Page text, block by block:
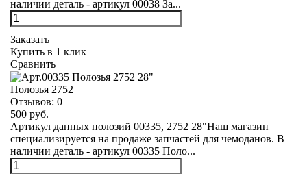
наличии деталь - артикул 00038 За...
Заказать
Купить в 1 клик
Сравнить
Полозья 2752
Отзывов: 0
500 руб.
Артикул данных полозий 00335, 2752 28"Наш магазин
специализируется на продаже запчастей для чемоданов. В
наличии деталь - артикул 00335 Поло...